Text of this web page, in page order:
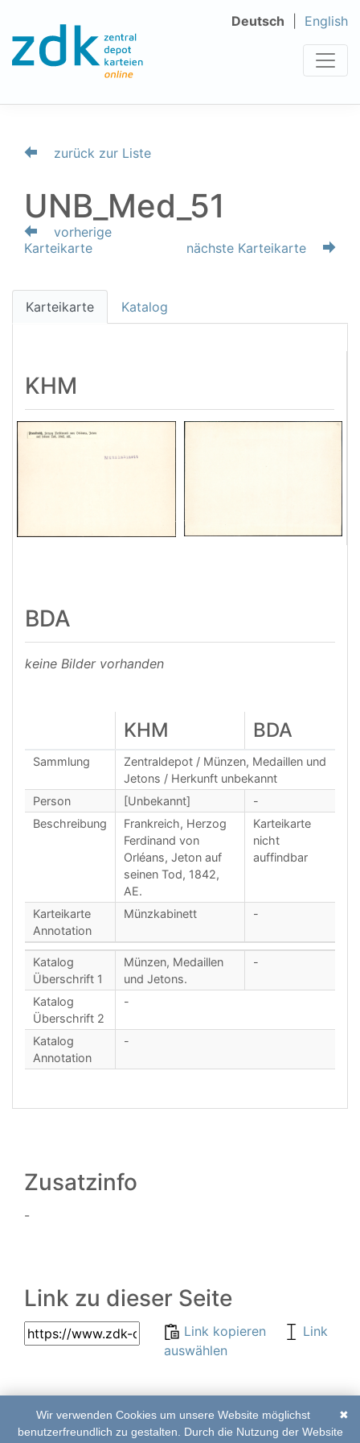
Deutsch English
zurück zur Liste
UNB_Med_51
vorherige
Karteikarte
nächste Karteikarte
Karteikarte Katalog
KHM
BDA
keine Bilder vorhanden
KHM BDA
Sammlung
Zentraldepot / Münzen, Medaillen und
Jetons / Herkunft unbekannt
Person
[Unbekannt]
-
Beschreibung
Frankreich, Herzog
Ferdinand von
Orléans, Jeton auf
seinen Tod, 1842,
AE.
Karteikarte
nicht
auffindbar
Karteikarte
Annotation
Münzkabinett -
Katalog
Überschrift 1
Münzen, Medaillen
und Jetons.
-
Katalog
Überschrift 2
-
Katalog
Annotation
-
Zusatzinfo
-
Link zu dieser Seite
Link kopieren
Link
auswählen
© 2017–2020 | ZDK-
Abkürzungsverzeichnis✖
Wir verwenden Cookies um unsere Website möglichst
benutzerfreundlich zu gestalten. Durch die Nutzung der Website